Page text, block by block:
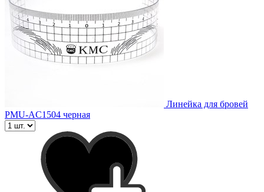
Линейка для бровей
PMU-AC1504 черная